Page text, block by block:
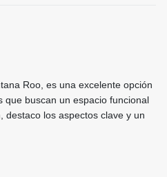
Roo, es una excelente opción
que buscan un espacio funcional
destaco los aspectos clave y un